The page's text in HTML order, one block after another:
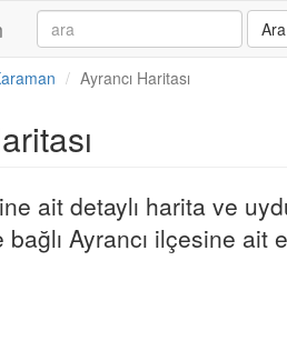
Ara
Ayrancı Haritası
ait detaylı harita ve
Ayrancı ilçesine